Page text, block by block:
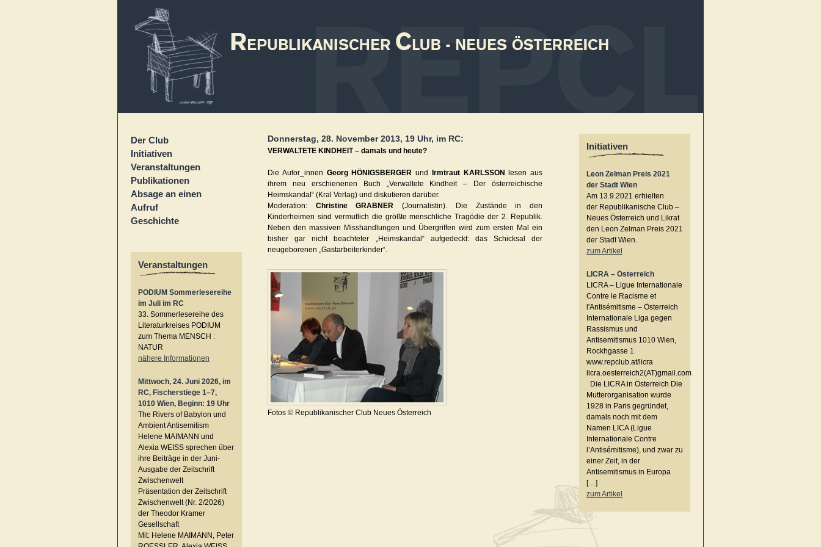
Der Club
Initiativen
Veranstaltungen
Publikationen
Absage an einen
Aufruf
Geschichte
Veranstaltungen
PODIUM Sommerlesereihe
im Juli im RC
33. Sommerlesereihe des
Literaturkreises PODIUM
zum Thema MENSCH :
NATUR
nähere Informationen
Mittwoch, 24. Juni 2026, im
RC, Fischerstiege 1–7,
1010 Wien, Beginn: 19 Uhr
The Rivers of Babylon und
Ambient Antisemitism
Helene MAIMANN und
Alexia WEISS sprechen über
ihre Beiträge in der Juni-
Ausgabe der Zeitschrift
Zwischenwelt
Präsentation der Zeitschrift
Zwischenwelt (Nr. 2/2026)
der Theodor Kramer
Gesellschaft
Mit: Helene MAIMANN, Peter
Donnerstag, 28. November 2013, 19 Uhr, im RC:
VERWALTETE KINDHEIT – damals und heute?
Die Autor_innen Georg HÖNIGSBERGER und Irmtraut KARLSSON
lesen aus
ihrem neu erschienenen Buch „Verwaltete Kindheit – Der österreichische
Heimskandal“ (Kral Verlag) und diskutieren darüber.
Moderation: Christine GRABNER (Journalistin). Die Zustände in den
Kinderheimen sind vermutlich die größte menschliche Tragödie der 2. Republik.
Neben den massiven Misshandlungen und Übergriffen wird zum ersten Mal ein
bisher gar nicht beachteter „Heimskandal“ aufgedeckt: das Schicksal der
neugeborenen „Gastarbeiterkinder“.
Fotos © Republikanischer Club Neues Österreich
Initiativen
Leon Zelman Preis 2021
der Stadt Wien
Am 13.9.2021 erhielten
der Republikanische Club –
Neues Österreich und Likrat
den Leon Zelman Preis 2021
der Stadt Wien.
zum Artikel
LICRA – Österreich
LICRA – Ligue Internationale
Contre le Racisme et
l'Antisémitisme – Österreich
Internationale Liga gegen
Rassismus und
Antisemitismus 1010 Wien,
Rockhgasse 1
www.repclub.at/licra
licra.oesterreich2(AT)gmail.com
Die LICRA in Österreich Die
Mutterorganisation wurde
1928 in Paris gegründet,
damals noch mit dem
Namen LICA (Ligue
Internationale Contre
l’Antisémitisme), und zwar zu
einer Zeit, in der
Antisemitismus in Europa
[…]
zum Artikel